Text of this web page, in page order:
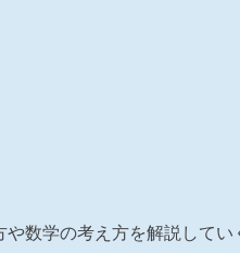
数学の考え方を解説してい